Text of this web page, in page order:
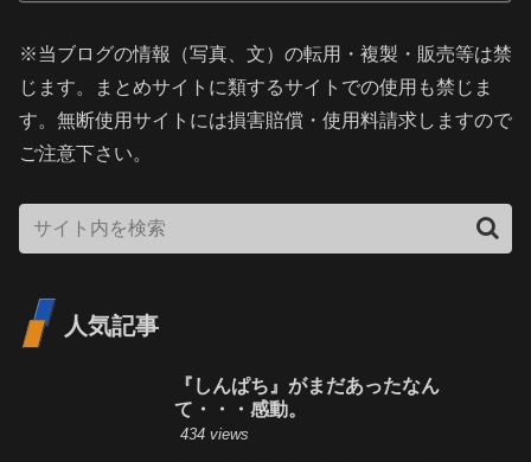
※当ブログの情報（写真、文）の転用・複製・販売等は禁
じます。まとめサイトに類するサイトでの使用も禁じま
す。無断使用サイトには損害賠償・使用料請求しますので
ご注意下さい。
人気記事
『しんぱち』がまだあったなん
て・・・感動。
434 views